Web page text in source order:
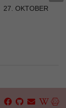
27. OKTOBER 2011